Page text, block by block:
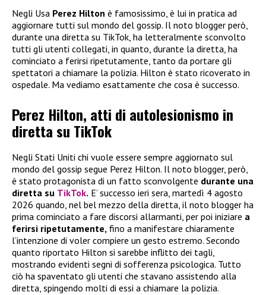
Negli Usa Perez Hilton è famosissimo, è lui in pratica ad
aggiornare tutti sul mondo del gossip. Il noto blogger però,
durante una diretta su TikTok, ha letteralmente sconvolto
tutti gli utenti collegati, in quanto, durante la diretta, ha
cominciato a ferirsi ripetutamente, tanto da portare gli
spettatori a chiamare la polizia. Hilton è stato ricoverato in
ospedale. Ma vediamo esattamente che cosa è successo.
Perez Hilton, atti di autolesionismo in
diretta su TikTok
Negli Stati Uniti chi vuole essere sempre aggiornato sul
mondo del gossip segue Perez Hilton. Il noto blogger, però,
è stato protagonista di un fatto sconvolgente durante una
diretta su TikTok. E’ successo ieri sera, martedì 4 agosto
2026 quando, nel bel mezzo della diretta, il noto blogger ha
prima cominciato a fare discorsi allarmanti, per poi iniziare a
ferirsi ripetutamente, fino a manifestare chiaramente
l’intenzione di voler compiere un gesto estremo. Secondo
quanto riportato Hilton si sarebbe inflitto dei tagli,
mostrando evidenti segni di sofferenza psicologica. Tutto
ciò ha spaventato gli utenti che stavano assistendo alla
diretta, spingendo molti di essi a chiamare la polizia.